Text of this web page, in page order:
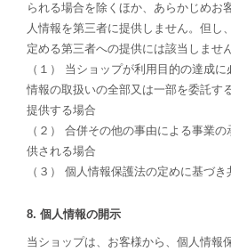
られる場合を除くほか、あらかじめお
人情報を第三者に提供しません。但し
定める第三者への提供には該当しません
（１） 当ショップが利用目的の達成
情報の取扱いの全部又は一部を委託す
提供する場合
（２） 合併その他の事由による事業
供される場合
（３） 個人情報保護法の定めに基づ
8. 個人情報の開示
当ショップは、お客様から、個人情報